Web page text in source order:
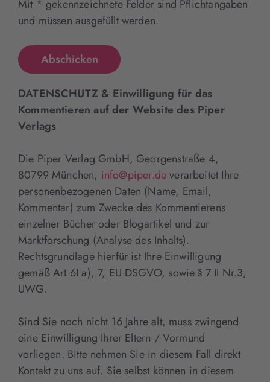
Mit * gekennzeichnete Felder sind Pflichtangaben
und müssen ausgefüllt werden.
DATENSCHUTZ & Einwilligung für das
Kommentieren auf der Website des Piper
Verlags
Die Piper Verlag GmbH, Georgenstraße 4,
80799 München, info@piper.deverarbeitet Ihre
personenbezogenen Daten (Name, Email,
Kommentar) zum Zwecke des Kommentierens
einzelner Bücher oder Blogartikel und zur
Marktforschung (Analyse des Inhalts).
Rechtsgrundlage hierfür ist Ihre Einwilligung
gemäß Art 6I a), 7, EU DSGVO, sowie § 7 II Nr.3,
UWG.
Sind Sie noch nicht 16 Jahre alt, muss zwingend
eine Einwilligung Ihrer Eltern / Vormund
vorliegen. Bitte nehmen Sie in diesem Fall direkt
Kontakt zu uns auf. Sie selbst können in diesem